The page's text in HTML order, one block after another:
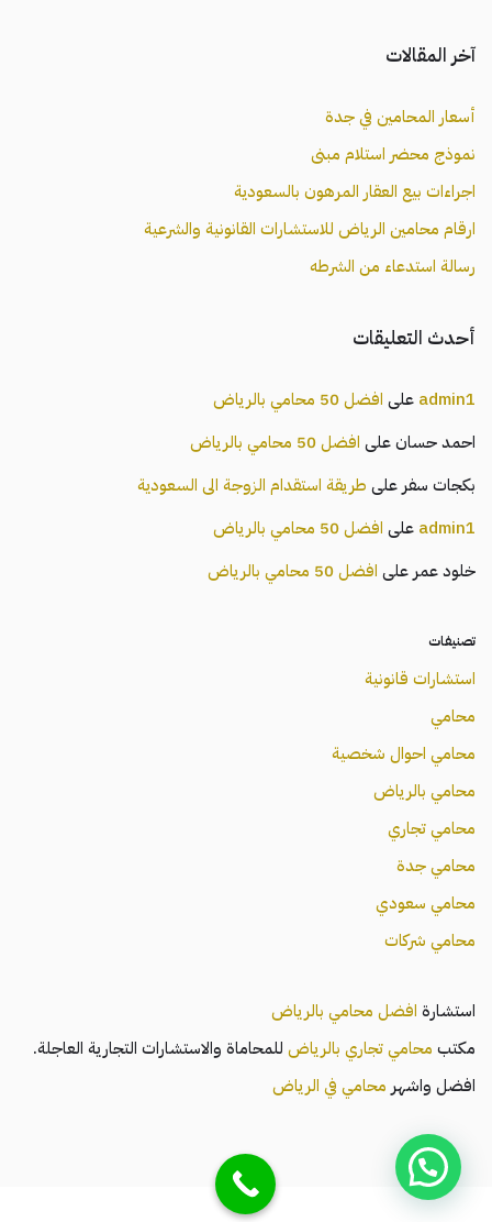
آخر المقالات
أسعار المحامين في جدة
نموذج محضر استلام مبنى
اجراءات بيع العقار المرهون بالسعودية
ارقام محامين الرياض للاستشارات القانونية والشرعية
رسالة استدعاء من الشرطه
أحدث التعليقات
admin1 على افضل 50 محامي بالرياض
احمد حسانعلى افضل 50 محامي بالرياض
بكجات سفر على طريقة استقدام الزوجة الى السعودية
admin1 على افضل 50 محامي بالرياض
خلود عمر على افضل 50 محامي بالرياض
تصنيفات
استشارات قانونية
محامي
محامي احوال شخصية
محامي بالرياض
محامي تجاري
محامي جدة
محامي سعودي
محامي شركات
استشارة افضل محامي بالرياض
مكتب محامي تجاري بالرياض للمحاماة والاستشارات التجارية العاجلة.
افضل واشهر محامي في الرياض
| مشغل بواسطة